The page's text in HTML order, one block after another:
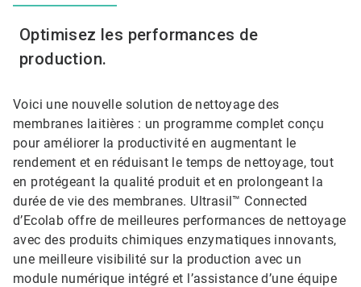
Optimisez les performances de
production.
Voici une nouvelle solution de nettoyage des
membranes laitières : un programme complet conçu
pour améliorer la productivité en augmentant le
rendement et en réduisant le temps de nettoyage, tout
en protégeant la qualité produit et en prolongeant la
durée de vie des membranes. Ultrasil™ Connected
d’Ecolab offre de meilleures performances de nettoyage
avec des produits chimiques enzymatiques innovants,
une meilleure visibilité sur la production avec un
module numérique intégré et l’assistance d’une équipe